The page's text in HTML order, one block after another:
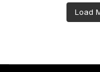
Load